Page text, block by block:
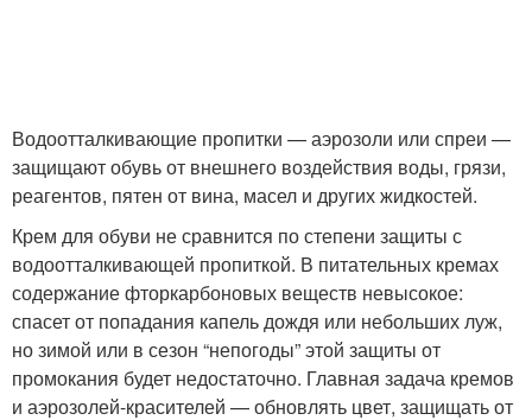
Водоотталкивающие пропитки — аэрозоли или спреи —
защищают обувь от внешнего воздействия воды, грязи,
реагентов, пятен от вина, масел и других жидкостей.
Крем для обуви не сравнится по степени защиты с
водоотталкивающей пропиткой. В питательных кремах
содержание фторкарбоновых веществ невысокое:
спасет от попадания капель дождя или небольших луж,
но зимой или в сезон “непогоды” этой защиты от
промокания будет недостаточно. Главная задача кремов
и аэрозолей-красителей — обновлять цвет, защищать от